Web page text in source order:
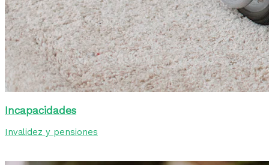
Incapacidades
Invalidez y pensiones